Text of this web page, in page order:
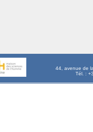
44, avenue de
Tél. :